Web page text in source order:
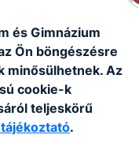
és Gimnázium
Ön böngészésre
minősülhetnek. Az
cookie-k
teljeskörű
.